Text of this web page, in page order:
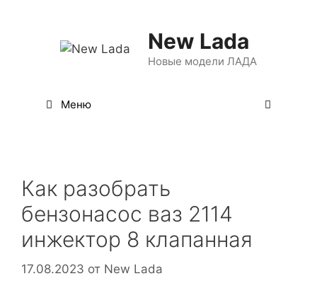
содержимому
New Lada
Новые модели ЛАДА
Меню
Как разобрать
бензонасос ваз 2114
инжектор 8 клапанная
17.08.2023 от New Lada